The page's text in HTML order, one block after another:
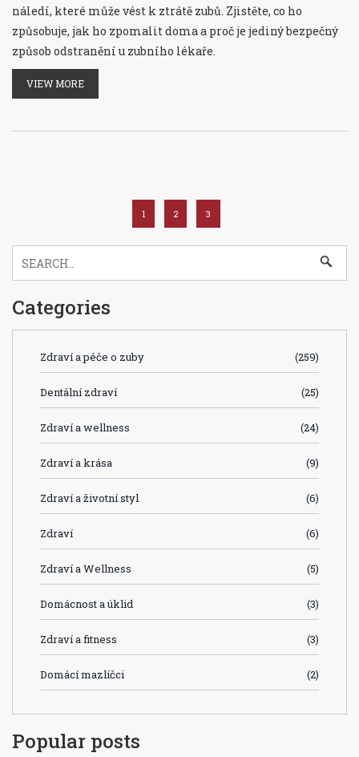
náledí, které může vést k ztrátě zubů. Zjistěte, co ho
způsobuje, jak ho zpomalit doma a proč je jediný bezpečný
způsob odstranění u zubního lékaře.
VIEW MORE
1 2 3
Categories
Zdraví a péče o zuby (259)
Dentální zdraví (25)
Zdraví a wellness (24)
Zdraví a krása (9)
Zdraví a životní styl (6)
Zdraví (6)
Zdraví a Wellness (5)
Domácnost a úklid (3)
Zdraví a fitness (3)
Domácí mazlíčci (2)
Popular posts